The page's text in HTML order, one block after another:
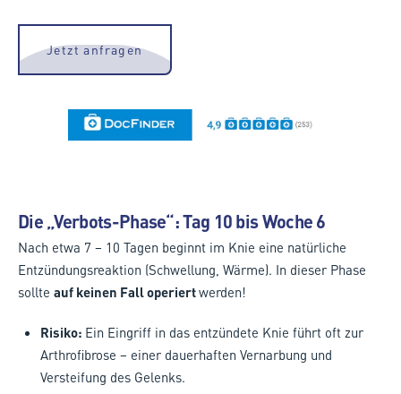
Jetzt anfragen
Die „Verbots-Phase“: Tag 10 bis Woche 6
Nach etwa 7 – 10 Tagen beginnt im Knie eine natürliche
Entzündungsreaktion (Schwellung, Wärme). In dieser Phase
sollte auf keinen Fall operiertwerden!
Risiko: Ein Eingriff in das entzündete Knie führt oft zur
Arthrofibrose – einer dauerhaften Vernarbung und
Versteifung des Gelenks.